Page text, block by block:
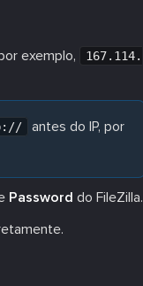
exemplo,
167.114.
antes do IP, por
Password do FileZilla.